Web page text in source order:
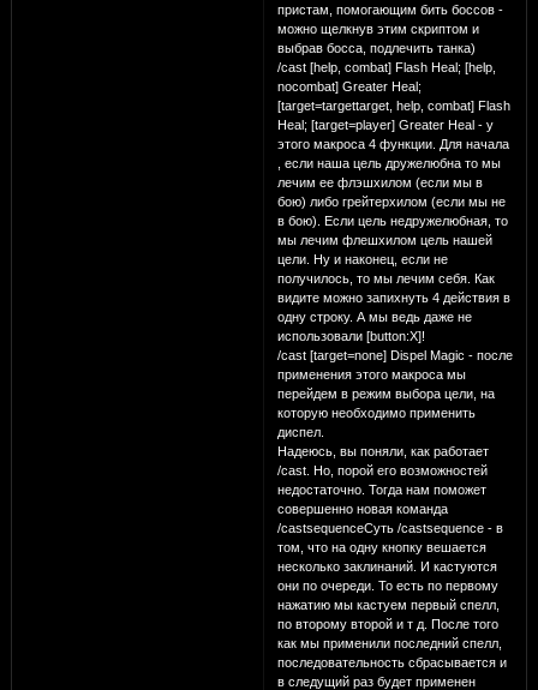
пристам, помогающим бить боссов -
можно щелкнув этим скриптом и
выбрав босса, подлечить танка)
/cast [help, combat] Flash Heal; [help,
nocombat] Greater Heal;
[target=targettarget, help, combat] Flash
Heal; [target=player] Greater Heal - у
этого макроса 4 функции. Для начала
, если наша цель дружелюбна то мы
лечим ее флэшхилом (если мы в
бою) либо грейтерхилом (если мы не
в бою). Если цель недружелюбная, то
мы лечим флешхилом цель нашей
цели. Ну и наконец, если не
получилось, то мы лечим себя. Как
видите можно запихнуть 4 действия в
одну строку. А мы ведь даже не
использовали [button:X]!
/cast [target=none] Dispel Magic - после
применения этого макроса мы
перейдем в режим выбора цели, на
которую необходимо применить
диспел.
Надеюсь, вы поняли, как работает
/cast. Но, порой его возможностей
недостаточно. Тогда нам поможет
совершенно новая команда
/castsequenceСуть /castsequence - в
том, что на одну кнопку вешается
несколько заклинаний. И кастуются
они по очереди. То есть по первому
нажатию мы кастуем первый спелл,
по второму второй и т д. После того
как мы применили последний спелл,
последовательность сбрасывается и
в следущий раз будет применен